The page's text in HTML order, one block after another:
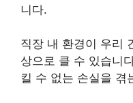
니다.
직장 내 환경이 우리
상으로 클 수 있습니
킬 수 없는 손실을 겪